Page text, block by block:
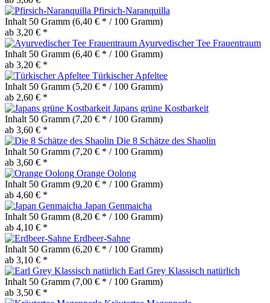
Pfirsich-Naranquilla
Inhalt 50 Gramm (6,40 € * / 100 Gramm)
ab 3,20 € *
Ayurvedischer Tee Frauentraum
Inhalt 50 Gramm (6,40 € * / 100 Gramm)
ab 3,20 € *
Türkischer Apfeltee
Inhalt 50 Gramm (5,20 € * / 100 Gramm)
ab 2,60 € *
Japans grüne Kostbarkeit
Inhalt 50 Gramm (7,20 € * / 100 Gramm)
ab 3,60 € *
Die 8 Schätze des Shaolin
Inhalt 50 Gramm (7,20 € * / 100 Gramm)
ab 3,60 € *
Orange Oolong
Inhalt 50 Gramm (9,20 € * / 100 Gramm)
ab 4,60 € *
Japan Genmaicha
Inhalt 50 Gramm (8,20 € * / 100 Gramm)
ab 4,10 € *
Erdbeer-Sahne
Inhalt 50 Gramm (6,20 € * / 100 Gramm)
ab 3,10 € *
Earl Grey Klassisch natürlich
Inhalt 50 Gramm (7,00 € * / 100 Gramm)
ab 3,50 € *